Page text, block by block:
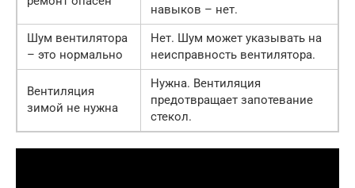
навыков – нет.
Шум вентилятора
– это нормально
Нет. Шум может указывать на
неисправность вентилятора.
Вентиляция
зимой не нужна
Нужна. Вентиляция
предотвращает запотевание
стекол.